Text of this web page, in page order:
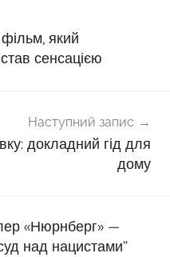
який
сенсацією
Наступний запис
докладний гід для
дому
«Нюрнберг» —
над нацистами”